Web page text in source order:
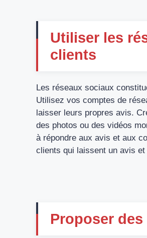
Utiliser les
clients
Les réseaux sociaux
Utilisez vos comptes de
laisser leurs propres avis.
des photos ou des vidéos
à répondre aux avis et aux
clients qui laissent un avis
Proposer